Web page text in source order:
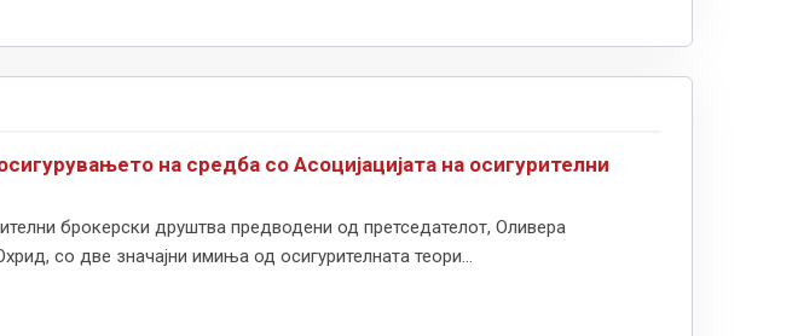
на средба со Асоцијацијата на осигурителни
брокерски друштва предводени од претседателот, Оливера
со две значајни имиња од осигурителната теори...